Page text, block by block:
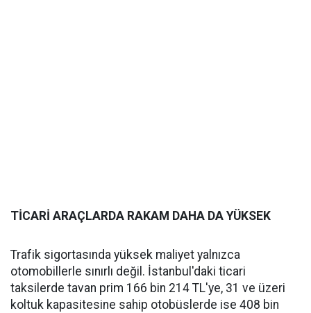
TİCARİ ARAÇLARDA RAKAM DAHA DA YÜKSEK
Trafik sigortasında yüksek maliyet yalnızca
otomobillerle sınırlı değil. İstanbul'daki ticari
taksilerde tavan prim 166 bin 214 TL'ye, 31 ve üzeri
koltuk kapasitesine sahip otobüslerde ise 408 bin